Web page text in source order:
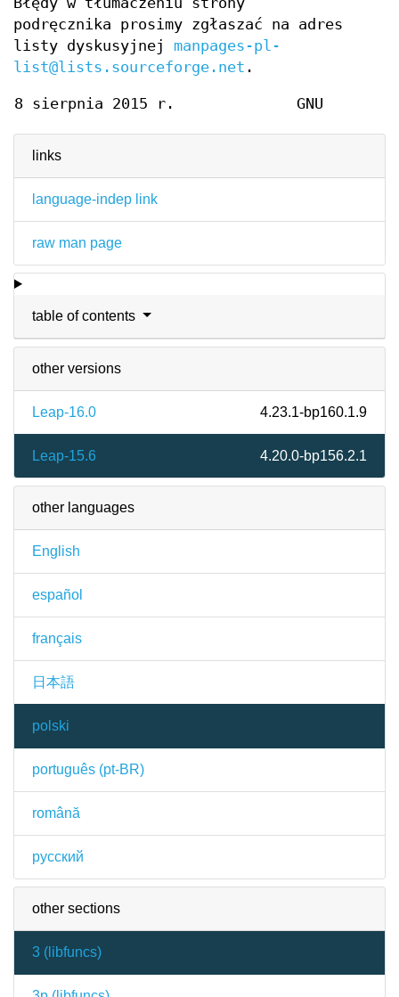
links
language-indep link
raw man page
table of contents
other versions
Leap-16.0 4.23.1-bp160.1.9
Leap-15.6 4.20.0-bp156.2.1
other languages
English
español
français
日本語
polski
português (pt-BR)
română
русский
other sections
3 ( libfuncs)
podręcznika prosimy zgłaszać na adres
listy dyskusyjnej manpages-pl-
list@lists.sourceforge.net .
8 sierpnia 2015 r. GNU